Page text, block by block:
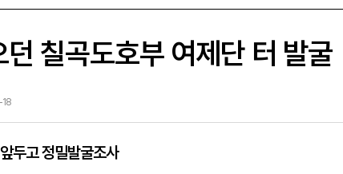
칠곡도호부 여제단 터 발굴
18
두고 정밀발굴조사